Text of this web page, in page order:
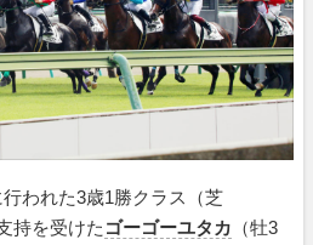
われた3歳1勝クラス（芝
持を受けた ゴーゴーユタカ （牡3